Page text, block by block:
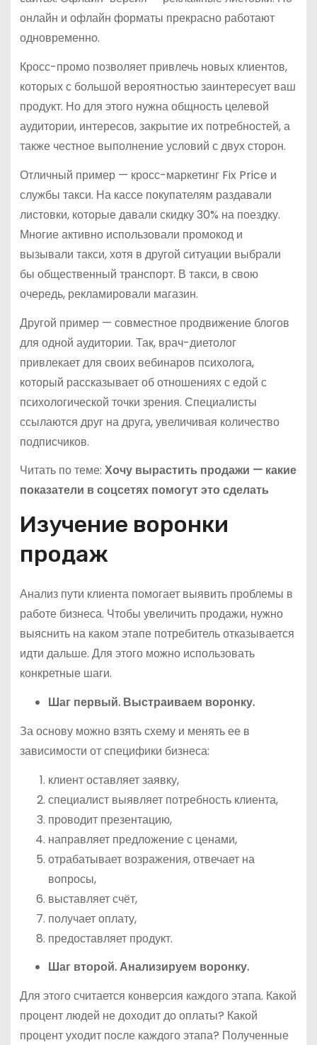
онлайн и офлайн форматы прекрасно работают
одновременно.
Кросс-промо позволяет привлечь новых клиентов,
которых с большой вероятностью заинтересует ваш
продукт. Но для этого нужна общность целевой
аудитории, интересов, закрытие их потребностей, а
также честное выполнение условий с двух сторон.
Отличный пример — кросс-маркетинг Fix Price и
службы такси. На кассе покупателям раздавали
листовки, которые давали скидку 30% на поездку.
Многие активно использовали промокод и
вызывали такси, хотя в другой ситуации выбрали
бы общественный транспорт. В такси, в свою
очередь, рекламировали магазин.
Другой пример — совместное продвижение блогов
для одной аудитории. Так, врач-диетолог
привлекает для своих вебинаров психолога,
который рассказывает об отношениях с едой с
психологической точки зрения. Специалисты
ссылаются друг на друга, увеличивая количество
подписчиков.
Читать по теме: Хочу вырастить продажи — какие
показатели в соцсетях помогут это сделать
Изучение воронки
продаж
Анализ пути клиента помогает выявить проблемы в
работе бизнеса. Чтобы увеличить продажи, нужно
выяснить на каком этапе потребитель отказывается
идти дальше. Для этого можно использовать
конкретные шаги.
Шаг первый. Выстраиваем воронку.
За основу можно взять схему и менять ее в
зависимости от специфики бизнеса:
клиент оставляет заявку,
специалист выявляет потребность клиента,
проводит презентацию,
направляет предложение с ценами,
отрабатывает возражения, отвечает на
вопросы,
выставляет счёт,
получает оплату,
предоставляет продукт.
Шаг второй. Анализируем воронку.
Для этого считается конверсия каждого этапа. Какой
процент людей не доходит до оплаты? Какой
процент уходит после каждого этапа? Полученные